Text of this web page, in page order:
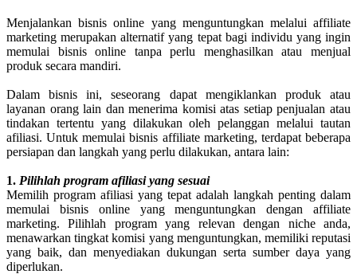
Menjalankan bisnis online yang menguntungkan melalui affiliate
marketing merupakan alternatif yang tepat bagi individu yang ingin
memulai bisnis online tanpa perlu menghasilkan atau menjual
produk secara mandiri.
Dalam bisnis ini, seseorang dapat mengiklankan produk atau
layanan orang lain dan menerima komisi atas setiap penjualan atau
tindakan tertentu yang dilakukan oleh pelanggan melalui tautan
afiliasi. Untuk memulai bisnis affiliate marketing, terdapat beberapa
persiapan dan langkah yang perlu dilakukan, antara lain:
1. Pilihlah program afiliasi yang sesuai
Memilih program afiliasi yang tepat adalah langkah penting dalam
memulai bisnis online yang menguntungkan dengan affiliate
marketing. Pilihlah program yang relevan dengan niche anda,
menawarkan tingkat komisi yang menguntungkan, memiliki reputasi
yang baik, dan menyediakan dukungan serta sumber daya yang
diperlukan.